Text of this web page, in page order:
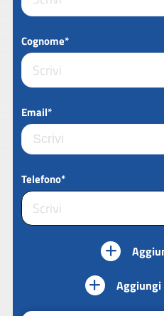
Cognome*
Email*
Telefono*
Aggiungi